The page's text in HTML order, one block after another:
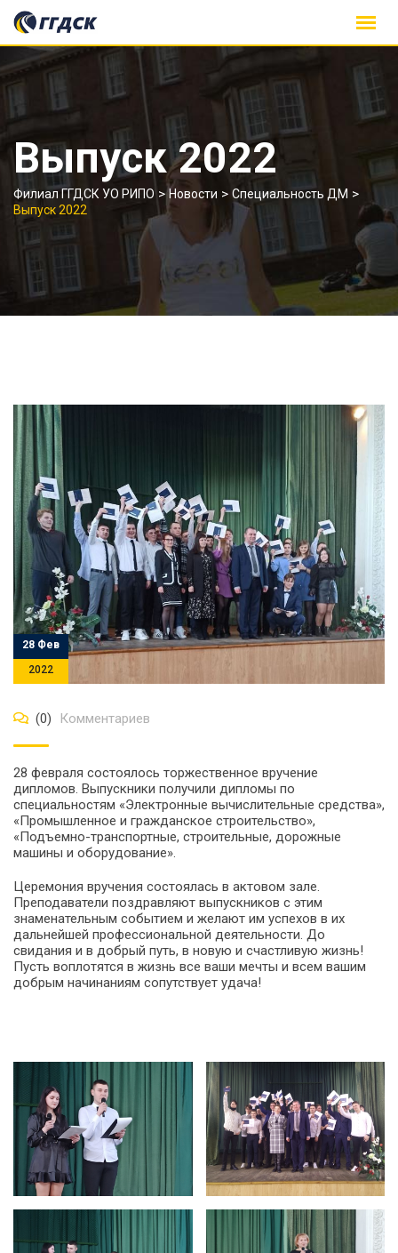
Skip
content
Выпуск 2022
Филиал ГГДСК УО РИПО > Новости > Специальность ДМ >
Выпуск 2022
28 Фев
2022
(0) Комментариев
28 февраля состоялось торжественное вручение
дипломов. Выпускники получили дипломы по
специальностям «Электронные вычислительные средства»,
«Промышленное и гражданское строительство»,
«Подъемно-транспортные, строительные, дорожные
машины и оборудование».
Церемония вручения состоялась в актовом зале.
Преподаватели поздравляют выпускников с этим
знаменательным событием и желают им успехов в их
дальнейшей профессиональной деятельности. До
свидания и в добрый путь, в новую и счастливую жизнь!
Пусть воплотятся в жизнь все ваши мечты и всем вашим
добрым начинаниям сопутствует удача!